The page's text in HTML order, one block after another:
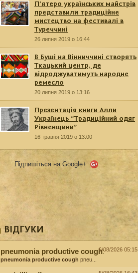
П’ятеро українських майстрів
представили традиційне
мистецтво на фестивалі в
Туреччині
26 липня 2019 о 16:44
В Буші на Вінниччині створять
Ткацький центр, де
відроджуватимуть народне
ремесло
20 липня 2019 о 13:16
Презентація книги Алли
Українець “Традиційний одяг
Рівненщини”
16 травня 2019 о 13:00
Підпишіться на Google+
ВІДГУКИ
pneumonia productive cough:
pneumonia productive cough pneu...
6/08/2026 05:15